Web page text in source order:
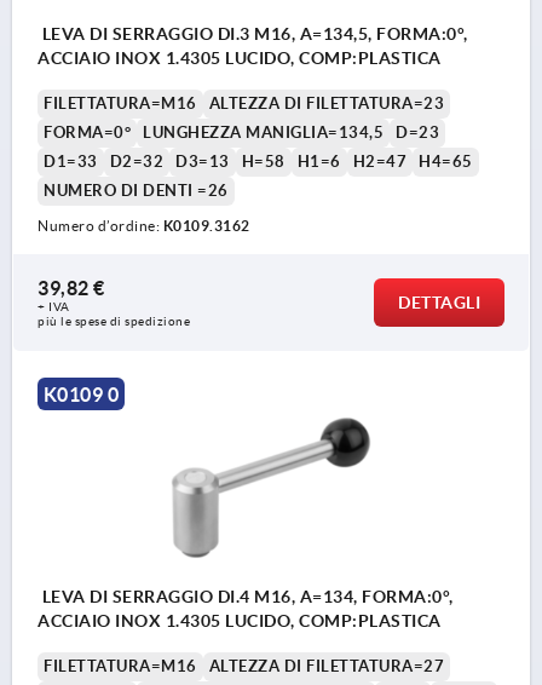
LEVA DI SERRAGGIO DI.3 M16, A=134,5, FORMA:0°,
ACCIAIO INOX 1.4305 LUCIDO, COMP:PLASTICA
FILETTATURA=M16
ALTEZZA DI FILETTATURA=23
FORMA=0°
LUNGHEZZA MANIGLIA=134,5
D=23
D1=33
D2=32 D3=13 H=58 H1=6 H2=47
H4=65
NUMERO DI DENTI =26
Numero d’ordine: K0109.3162
39,82 €
+ IVA
più le spese di spedizione
DETTAGLI
K0109 0
LEVA DI SERRAGGIO DI.4 M16, A=134, FORMA:0°,
ACCIAIO INOX 1.4305 LUCIDO, COMP:PLASTICA
FILETTATURA=M16
ALTEZZA DI FILETTATURA=27